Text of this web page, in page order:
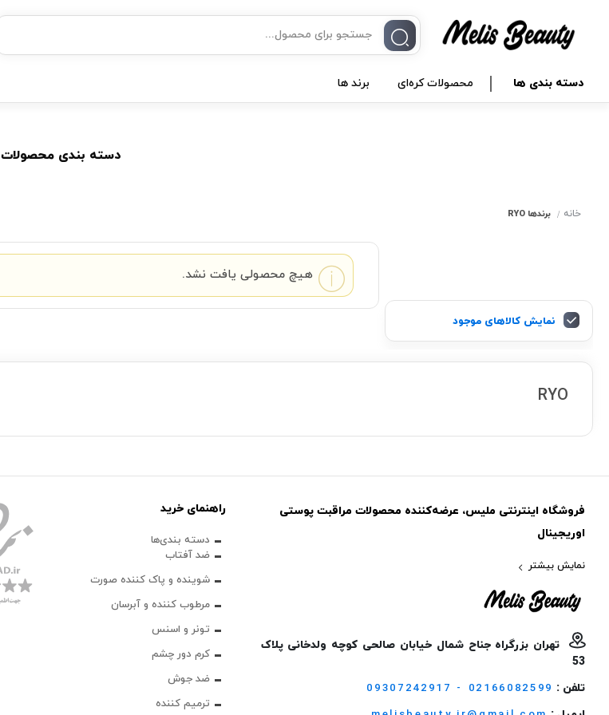
خرید قسطی با ترب‌پی
دسته بندی ها محصولات کره‌ای برند ها
دسته بندی محصولات
خانه برندها RYO
نمایش کالاهای موجود
هیچ محصولی یافت نشد.
RYO
فروشگاه اینترنتی ملیس، عرضه‌کننده محصولات مراقبت پوستی
اوریجینال
نمایش بیشتر
تهران بزرگراه جناح شمال خیابان صالحی کوچه ولدخانی پلاک
53
تلفن : 09307242917 - 02166082599
راهنمای خرید
دسته بندی‌ها
ضد آفتاب
شوینده و پاک‌ کننده صورت
مرطوب کننده و آبرسان
تونر و اسنس
کرم دور چشم
ضد جوش
ترمیم کننده